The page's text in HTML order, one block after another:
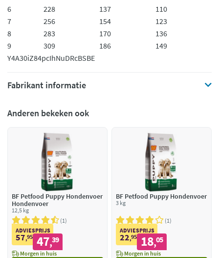
6
228 137
110
7
256 154
123
8
283 170
136
9
309 186
149
Y4A30iZ84pcIhNuDRcBSBE
Fabrikant informatie
Anderen bekeken ook
BF Petfood Puppy Hondenvoer
Hondenvoer
12,5 kg
1
ADVIESPRIJS
57,95 47,39
Morgen in huis
BF Petfood Puppy Hondenvoer
3 kg
1
ADVIESPRIJS
22,95 18,05
Morgen in huis